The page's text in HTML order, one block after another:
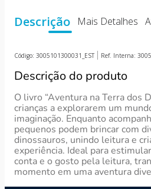
Descrição Mais Detalhes
Código: 3005101300031_EST Ref. Interna:
Descrição do produto
O livro “Aventura na Terra dos
crianças a explorarem um
imaginação. Enquanto
pequenos podem brincar com
dinossauros, unindo leitura e
experiência. Ideal para
conta e o gosto pela leitura,
momento em uma aventura